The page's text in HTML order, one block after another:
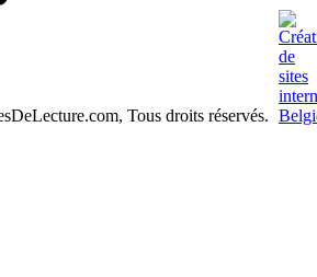
Tous droits réservés.